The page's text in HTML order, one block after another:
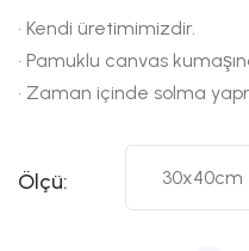
• Kendi üretimimizdir.
• Pamuklu canvas
• Zaman içinde solma
Ölçü: